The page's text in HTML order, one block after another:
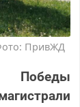
ПривЖД
Победы